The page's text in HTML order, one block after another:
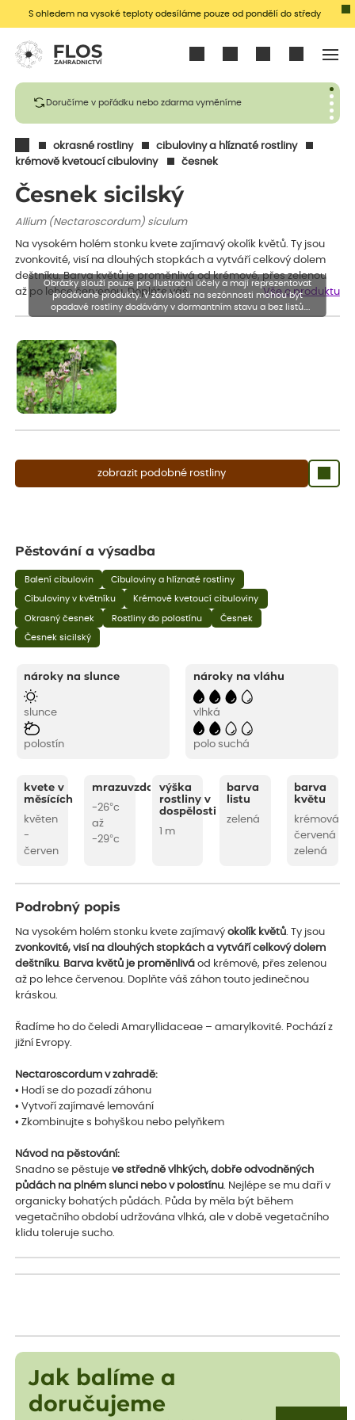
S ohledem na vysoké teploty odesíláme pouze od pondělí do středy
Doručíme v pořádku nebo zdarma vyměníme
okrasné rostliny
cibuloviny a hlíznaté rostliny
krémově kvetoucí cibuloviny
česnek
Česnek sicilský
Allium (Nectaroscordum) siculum
Na vysokém holém stonku kvete zajímavý okolík květů. Ty jsou
zvonkovité, visí na dlouhých stopkách a vytváří celkový dolem
deštníku. Barva květů je proměnlivá od krémové, přes zelenou
až po lehce červenou. Doplňte váš…
Vše o produktu
zobrazit podobné rostliny
Obrázky slouží pouze pro ilustrační účely a mají reprezentovat
prodávané produkty. V závislosti na sezónnosti mohou být
opadavé rostliny dodávány v dormantním stavu a bez listů.
Rostliny mohou být také sestřiženy níže, než je uvedená výška,
Pěstování a výsadba
Balení cibulovin Cibuloviny a hlíznaté rostliny
Cibuloviny v květníku Krémově kvetoucí cibuloviny
Okrasný česnek Rostliny do polostínu Česnek
Česnek sicilský
nároky na slunce
slunce
polostín
nároky na vláhu
vlhká
polo suchá
kvete v
měsících
květen
-
červen
mrazuvzdornost
-26°c
až
-29°c
výška
rostliny v
dospělosti
1 m
barva
listu
zelená
barva
květu
krémová
červená
zelená
Podrobný popis
Na vysokém holém stonku kvete zajímavýokolík květů. Ty jsou
zvonkovité, visí na dlouhých stopkách a vytváří celkový dolem
deštníku. Barva květů je proměnlivá od krémové, přes zelenou
až po lehce červenou. Doplňte váš záhon touto jedinečnou
kráskou.
Řadíme ho do čeledi Amaryllidaceae – amarylkovité. Pochází z
jižní Evropy.
Nectaroscordum v zahradě:
• Hodí se do pozadí záhonu
• Vytvoří zajímavé lemování
• Zkombinujte s bohyškou nebo pelyňkem
Návod na pěstování:
Snadno se pěstujeve středně vlhkých, dobře odvodněných
půdách na plném slunci nebo v polostínu. Nejlépe se mu daří v
organicky bohatých půdách. Půda by měla být během
vegetačního období udržována vlhká, ale v době vegetačního
klidu toleruje sucho.
Jak balíme a
doručujeme